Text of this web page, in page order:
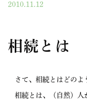
2010.11.12
相続とは
さて、相続とはどのよ
相続とは、（自然）人